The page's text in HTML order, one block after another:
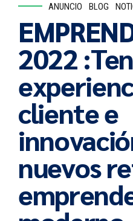
ANUNCIO BLOG
2022
cliente e
nuevos